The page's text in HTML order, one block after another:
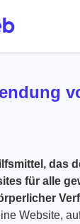
das
für alle
Website,